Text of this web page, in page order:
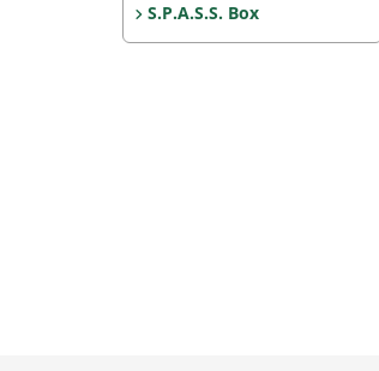
S.P.A.S.S. Box